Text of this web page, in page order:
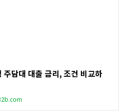
주담대 대출 금리, 조건 비교하